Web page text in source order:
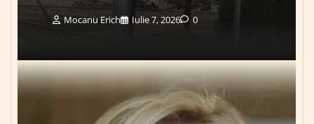
Mocanu Erich Iulie 7, 2026 0